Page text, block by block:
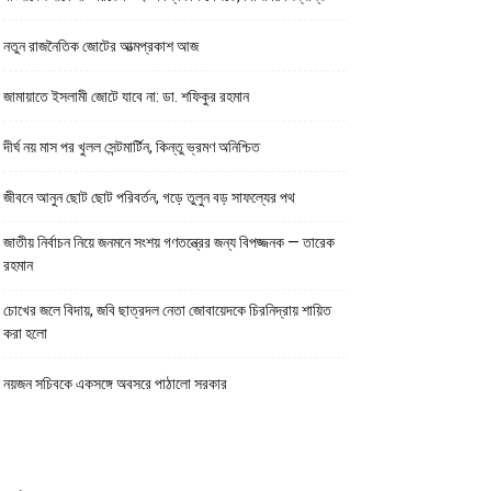
নতুন রাজনৈতিক জোটের আত্মপ্রকাশ আজ
জামায়াতে ইসলামী জোটে যাবে না: ডা. শফিকুর রহমান
দীর্ঘ নয় মাস পর খুলল সেন্টমার্টিন, কিন্তু ভ্রমণ অনিশ্চিত
জীবনে আনুন ছোট ছোট পরিবর্তন, গড়ে তুলুন বড় সাফল্যের পথ
জাতীয় নির্বাচন নিয়ে জনমনে সংশয় গণতন্ত্রের জন্য বিপজ্জনক — তারেক
রহমান
চোখের জলে বিদায়, জবি ছাত্রদল নেতা জোবায়েদকে চিরনিদ্রায় শায়িত
করা হলো
নয়জন সচিবকে একসঙ্গে অবসরে পাঠালো সরকার